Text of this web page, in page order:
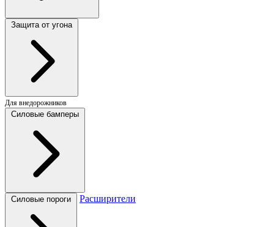
Защита от угона
Для внедорожников
Силовые бамперы
Силовые пороги Расширители